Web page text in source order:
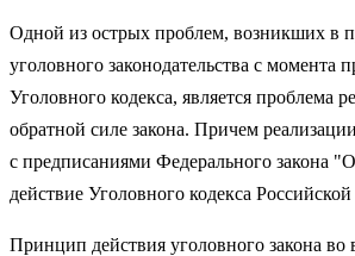
Одной из острых проблем, возникших в
уголовного законодательства с момента
Уголовного кодекса, является проблема
обратной силе закона. Причем
с предписаниями Федерального закона
действие Уголовного кодекса
Принцип действия уголовного закона во